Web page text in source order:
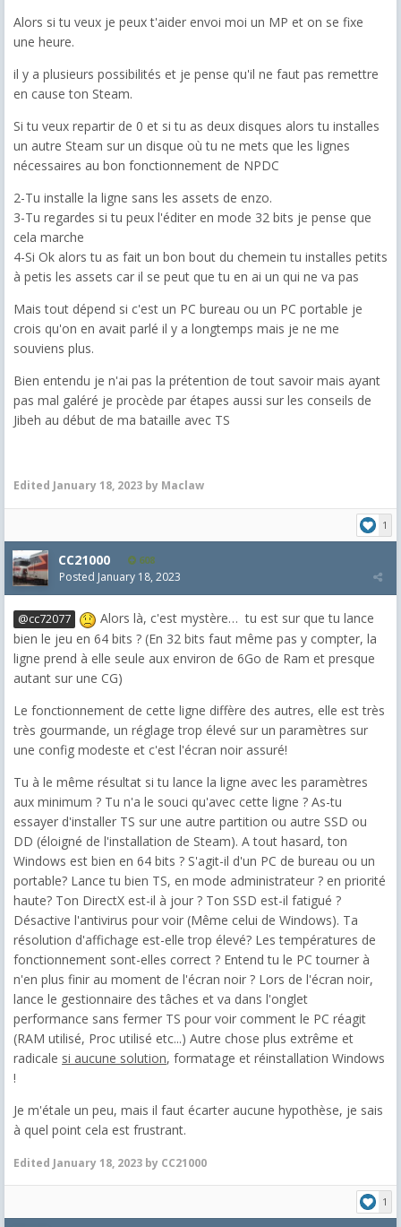
Alors si tu veux je peux t'aider envoi moi un MP et on se fixe
une heure.
il y a plusieurs possibilités et je pense qu'il ne faut pas remettre
en cause ton Steam.
Si tu veux repartir de 0 et si tu as deux disques alors tu installes
un autre Steam sur un disque où tu ne mets que les lignes
nécessaires au bon fonctionnement de NPDC
2-Tu installe la ligne sans les assets de enzo.
3-Tu regardes si tu peux l'éditer en mode 32 bits je pense que
cela marche
4-Si Ok alors tu as fait un bon bout du chemein tu installes petits
à petis les assets car il se peut que tu en ai un qui ne va pas
Mais tout dépend si c'est un PC bureau ou un PC portable je
crois qu'on en avait parlé il y a longtemps mais je ne me
souviens plus.
Bien entendu je n'ai pas la prétention de tout savoir mais ayant
pas mal galéré je procède par étapes aussi sur les conseils de
Jibeh au début de ma bataille avec TS
Edited January 18, 2023 by Maclaw
1
CC21000 608
Posted January 18, 2023
@cc72077
Alors là, c'est mystère… tu est sur que tu lance
bien le jeu en 64 bits ? (En 32 bits faut même pas y compter, la
ligne prend à elle seule aux environ de 6Go de Ram et presque
autant sur une CG)
Le fonctionnement de cette ligne diffère des autres, elle est très
très gourmande, un réglage trop élevé sur un paramètres sur
une config modeste et c'est l'écran noir assuré!
Tu à le même résultat si tu lance la ligne avec les paramètres
aux minimum ? Tu n'a le souci qu'avec cette ligne ? As-tu
essayer d'installer TS sur une autre partition ou autre SSD ou
DD (éloigné de l'installation de Steam). A tout hasard, ton
Windows est bien en 64 bits ? S'agit-il d'un PC de bureau ou un
portable? Lance tu bien TS, en mode administrateur ? en priorité
haute? Ton DirectX est-il à jour ? Ton SSD est-il fatigué ?
Désactive l'antivirus pour voir (Même celui de Windows). Ta
résolution d'affichage est-elle trop élevé? Les températures de
fonctionnement sont-elles correct ? Entend tu le PC tourner à
n'en plus finir au moment de l'écran noir ? Lors de l'écran noir,
lance le gestionnaire des tâches et va dans l'onglet
performance sans fermer TS pour voir comment le PC réagit
(RAM utilisé, Proc utilisé etc...) Autre chose plus extrême et
radicale si aucune solution, formatage et réinstallation Windows
!
Je m'étale un peu, mais il faut écarter aucune hypothèse, je sais
à quel point cela est frustrant.
Edited January 18, 2023 by CC21000
1